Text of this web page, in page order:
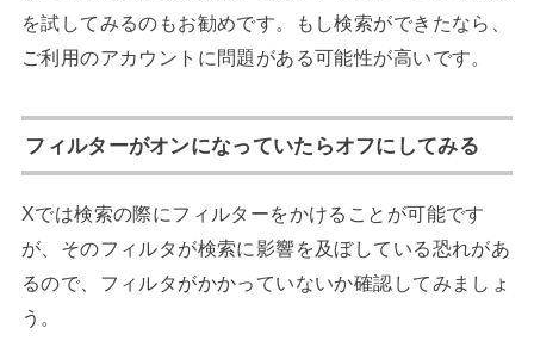
を試してみるのもお勧めです。もし検索ができたなら、
ご利用のアカウントに問題がある可能性が高いです。
フィルターがオンになっていたらオフにしてみる
Xでは検索の際にフィルターをかけることが可能です
が、そのフィルタが検索に影響を及ぼしている恐れがあ
るので、フィルタがかかっていないか確認してみましょ
う。